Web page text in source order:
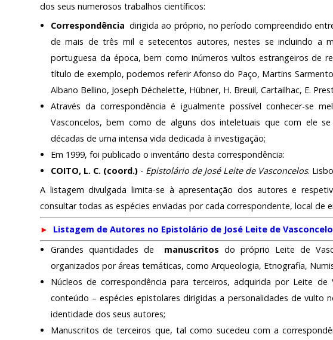
dos seus numerosos trabalhos científicos:
Correspondênciadirigida ao próprio, no período compreendido
de mais de três mil e setecentos autores, nestes se incluindo a
portuguesa da época, bem como inúmeros vultos estrangeiros de
título de exemplo, podemos referir Afonso do Paço, Martins
Albano Bellino, Joseph Déchelette, Hübner, H. Breuil, Cartailhac, E.
Através da correspondência é igualmente possível conhecer-se
Vasconcelos, bem como de alguns dos inteletuais que com ele
décadas de uma intensa vida dedicada à investigação;
Em 1999, foi publicado o inventário desta correspondência:
COITO, L. C. (coord.)- Epistolário de José Leite de Vasconcelos.
A listagem divulgada limita-se à apresentação dos autores e
consultar todas as espécies enviadas por cada correspondente, local de
►
Listagem de Autores no Epistolário de José Leite de
Grandes quantidades de
manuscritosdo próprio Leite de
organizados por áreas temáticas, como Arqueologia, Etnografia,
Núcleos de correspondência para terceiros, adquirida por Leite
conteúdo – espécies epistolares dirigidas a personalidades de vulto
identidade dos seus autores;
Manuscritos de terceiros que, tal como sucedeu com a